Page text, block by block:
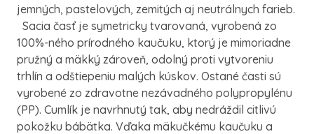
jemných, pastelových, zemitých aj neutrálnych farieb.
Sacia časť je symetricky tvarovaná, vyrobená zo
100%-ného prírodného kaučuku, ktorý je mimoriadne
pružný a mäkký zároveň, odolný proti vytvoreniu
trhlín a odštiepeniu malých kúskov. Ostané časti sú
vyrobené zo zdravotne nezávadného polypropylénu
(PP). Cumlík je navrhnutý tak, aby nedráždil citlivú
pokožku bábätka. Vďaka mäkučkému kaučuku a